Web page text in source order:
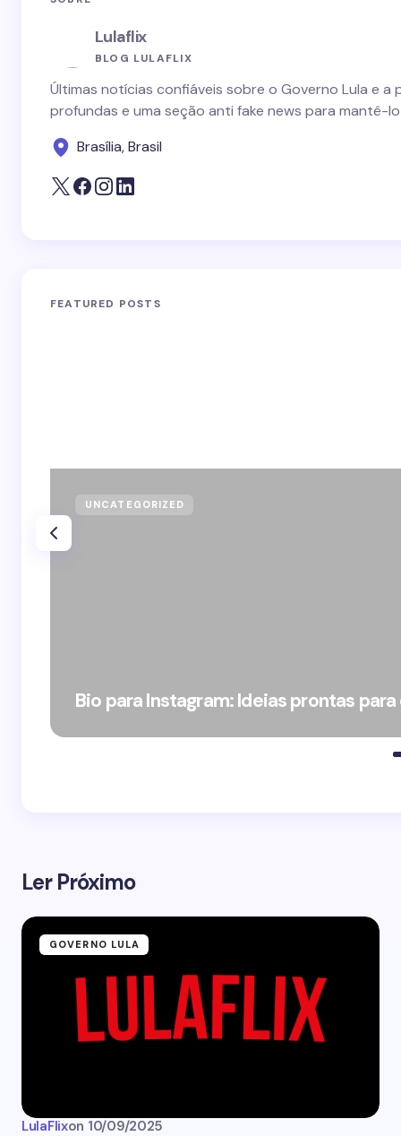
Lulaflix
BLOG LULAFLIX
Últimas notícias confiáveis sobre o Governo Lula e
profundas e uma seção anti fake news para mantê-
Brasília, Brasil
FEATURED POSTS
UNCATEGORIZED
Bio para Instagram: Ideias prontas
Ler Próximo
GOVERNO LULA
LulaFlixon 10/09/2025